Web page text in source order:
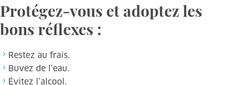
Protégez-vous et adoptez les
bons réflexes :
Restez au frais.
Buvez de l’eau.
Évitez l’alcool.